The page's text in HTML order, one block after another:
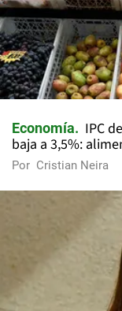
Economía
IPC
baja a 3,5%:
Por Cristian Neira